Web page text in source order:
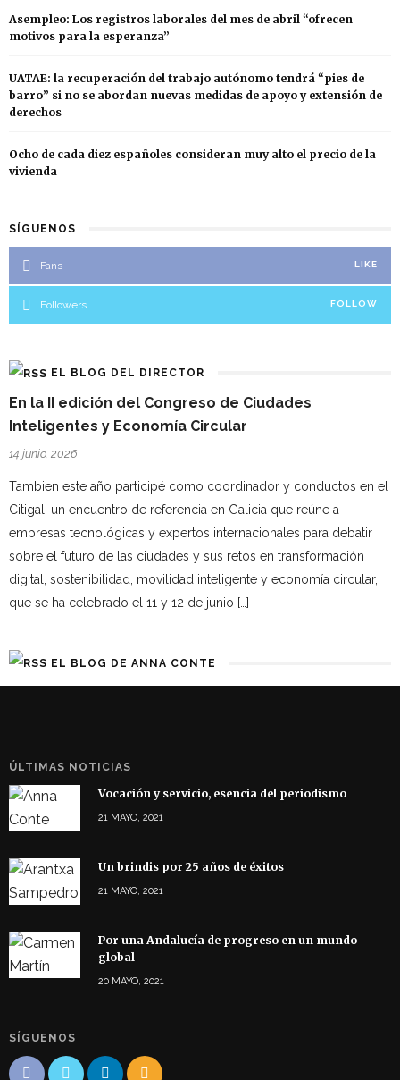
Asempleo: Los registros laborales del mes de abril “ofrecen
motivos para la esperanza”
UATAE: la recuperación del trabajo autónomo tendrá “pies de
barro” si no se abordan nuevas medidas de apoyo y extensión de
derechos
Ocho de cada diez españoles consideran muy alto el precio de la
vivienda
SÍGUENOS
Fans LIKE
Followers FOLLOW
EL BLOG DEL DIRECTOR
En la II edición del Congreso de Ciudades
Inteligentes y Economía Circular
14 junio, 2026
Tambien este año participé como coordinador y conductos en el
Citigal; un encuentro de referencia en Galicia que reúne a
empresas tecnológicas y expertos internacionales para debatir
sobre el futuro de las ciudades y sus retos en transformación
digital, sostenibilidad, movilidad inteligente y economía circular,
que se ha celebrado el 11 y 12 de junio […]
EL BLOG DE ANNA CONTE
ÚLTIMAS NOTICIAS
Vocación y servicio, esencia del periodismo
21 MAYO, 2021
Un brindis por 25 años de éxitos
21 MAYO, 2021
Por una Andalucía de progreso en un mundo
global
20 MAYO, 2021
SÍGUENOS